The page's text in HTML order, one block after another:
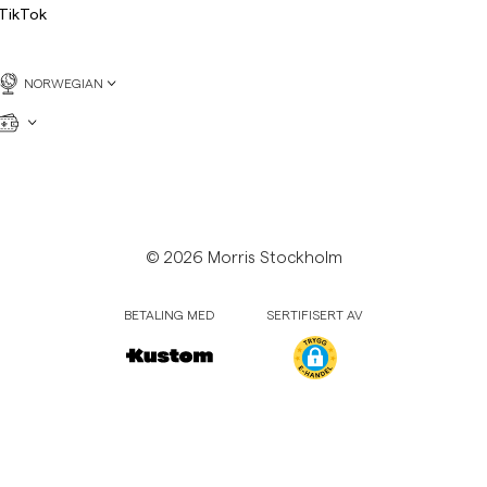
NORWEGIAN
© 2026 Morris Stockholm
BETALING MED SERTIFISERT AV